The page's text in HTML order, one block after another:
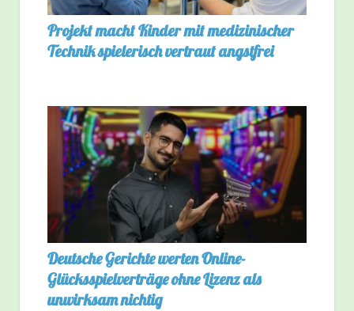
Projekt macht Kinder mit medizinischer
Technik spielerisch vertraut angstfrei
Deutsche Gerichte werten Online-
Glücksspielverträge ohne Lizenz als
unwirksam nichtig